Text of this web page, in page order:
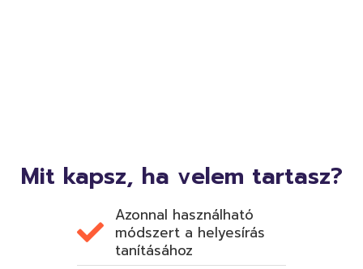
Mit kapsz, ha velem tartasz?
Azonnal használható
módszert a helyesírás
tanításához